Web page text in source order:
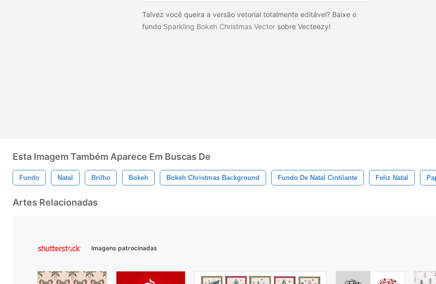
Talvez você queira a versão vetorial totalmente editável? Baixe o
fundo Sparkling Bokeh Christmas Vector sobre Vecteezy!
Esta Imagem Também Aparece Em Buscas De
Fundo Natal Brilho Bokeh Bokeh Christmas Background Fundo De Natal Cintilante Feliz Natal
Artes Relacionadas
Imagens patrocinadas